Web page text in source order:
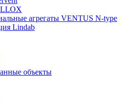
агрегаты VENTUS N-type
Lindab
объекты